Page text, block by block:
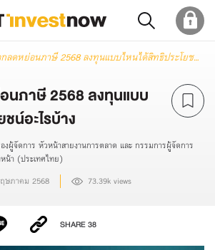
ลดหย่อนภาษี 2568 ลงทุนแบบไหนได้สิทธิประโยชน์อะไรบ้าง
นภาษี 2568 ลงทุนแบบ
น์อะไรบ้าง
งผู้จัดการ หัวหน้าสายงานการตลาด และ กรรมการผู้จัดการ
น้า (ประเทศไทย)
ษภาคม 2568 73.39k views
SHARE38